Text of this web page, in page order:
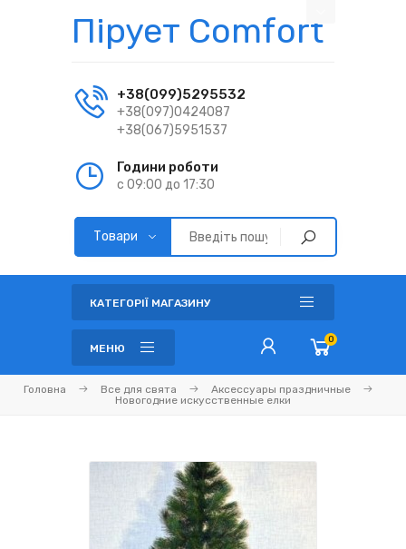
Пірует Comfort
+38(099)5295532
+38(097)0424087
+38(067)5951537
Години роботи
с 09:00 до 17:30
КАТЕГОРІЇ МАГАЗИНУ
МЕНЮ
0
Головна Все для свята
Аксессуары праздничные
Новогодние искусственные елки